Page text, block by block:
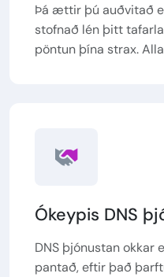
Þá ættir þú auðvitað
stofnað lén þitt
pöntun þína strax.
Ókeypis DNS
DNS þjónustan okkar
pantað, eftir það